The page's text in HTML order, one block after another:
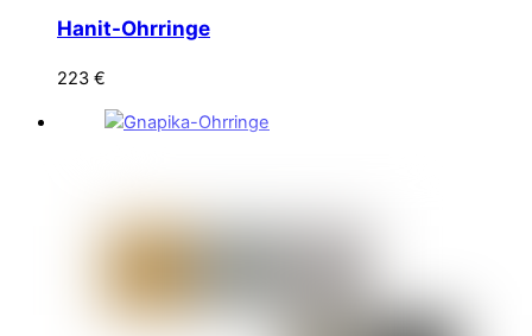
Hanit-Ohrringe
223 €